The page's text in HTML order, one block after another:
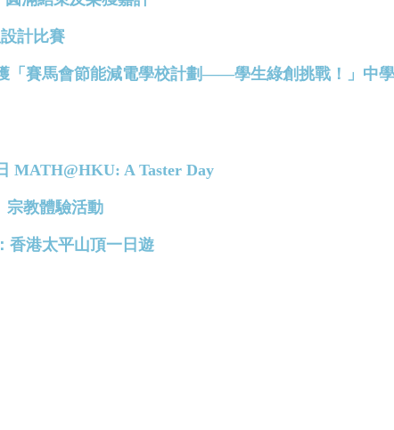
計比賽
「賽馬會節能減電學校計劃——學生綠創挑戰！」中
MATH@HKU: A Taster Day
宗教體驗活動
香港太平山頂一日遊